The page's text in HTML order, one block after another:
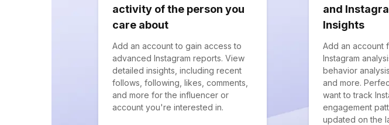
activity of the person you
care about
Add an account to gain access to
advanced Instagram reports. View
detailed insights, including recent
follows, following, likes, comments,
and more for the influencer or
account you're interested in.
and
Insights
Add an account
Instagram
behavior
and more.
want to track
engagement
updated on the